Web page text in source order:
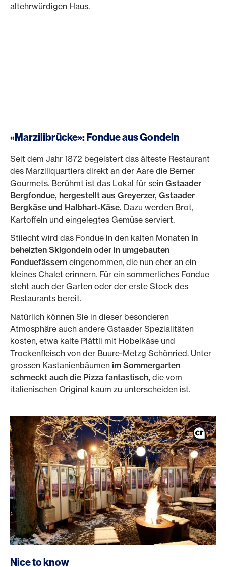
altehrwürdigen Haus.
«Marzilibrücke»: Fondue aus Gondeln
Seit dem Jahr 1872 begeistert das älteste Restaurant
des Marziliquartiers direkt an der Aare die Berner
Gourmets. Berühmt ist das Lokal für sein Gstaader
Bergfondue, hergestellt aus Greyerzer, Gstaader
Bergkäse und Halbhart-Käse. Dazu werden Brot,
Kartoffeln und eingelegtes Gemüse serviert.
Stilecht wird das Fondue in den kalten Monaten in
beheizten Skigondeln oder in umgebauten
Fonduefässern eingenommen, die nun eher an ein
kleines Chalet erinnern. Für ein sommerliches Fondue
steht auch der Garten oder der erste Stock des
Restaurants bereit.
Natürlich können Sie in dieser besonderen
Atmosphäre auch andere Gstaader Spezialitäten
kosten, etwa kalte Plättli mit Hobelkäse und
Trockenfleisch von der Buure-Metzg Schönried. Unter
grossen Kastanienbäumen im Sommergarten
schmeckt auch die Pizza fantastisch, die vom
italienischen Original kaum zu unterscheiden ist.
Nice to know